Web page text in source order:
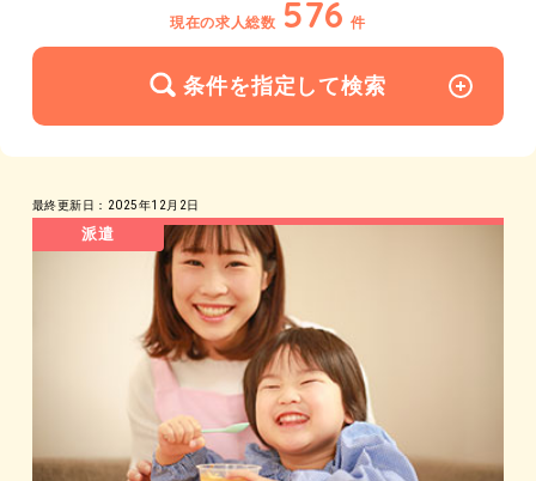
現在の求人総数 576 件
条件を指定して検索
最終更新日：2025年12月2日
派遣